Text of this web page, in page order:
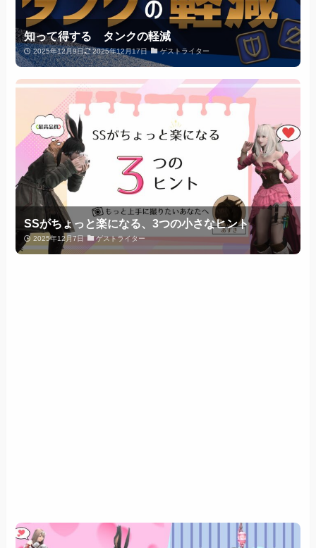
知って得する タンクの軽減
2025年12月9日 2025年12月17日 ゲストライター
SSがちょっと楽になる、3つの小さなヒント
2025年12月7日 ゲストライター